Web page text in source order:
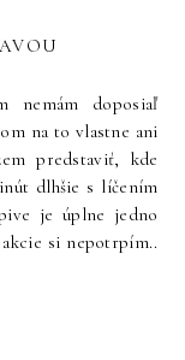
nemám doposiaľ
na to vlastne ani
predstaviť, kde
dlhšie s líčením
je úplne jedno
akcie si nepotrpím..